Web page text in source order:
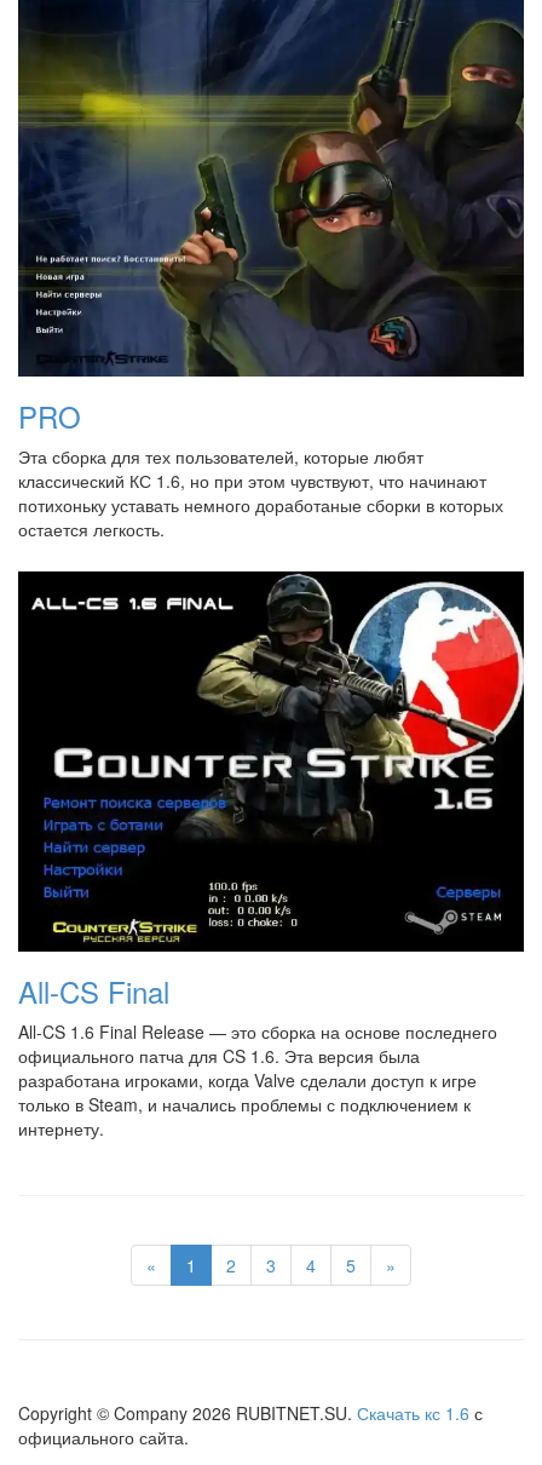
PRO
Эта сборка для тех пользователей, которые любят
классический КС 1.6, но при этом чувствуют, что начинают
потихоньку уставать немного доработаные сборки в которых
остается легкость.
All-CS Final
All-CS 1.6 Final Release — это сборка на основе последнего
официального патча для CS 1.6. Эта версия была
разработана игроками, когда Valve сделали доступ к игре
только в Steam, и начались проблемы с подключением к
интернету.
« 1 2 3 4 5 »
Copyright © Company 2026 RUBITNET.SU. Скачать кс 1.6 с
официального сайта.